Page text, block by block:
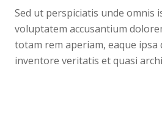
Sed ut perspiciatis unde omnis
voluptatem accusantium
totam rem aperiam, eaque ipsa
inventore veritatis et quasi